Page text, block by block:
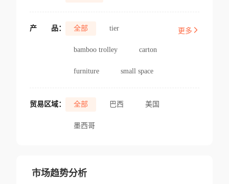
产 品： 全部 tier
bamboo trolley carton
furniture small space
更多
贸易区域： 全部 巴西 美国
墨西哥
市场趋势分析